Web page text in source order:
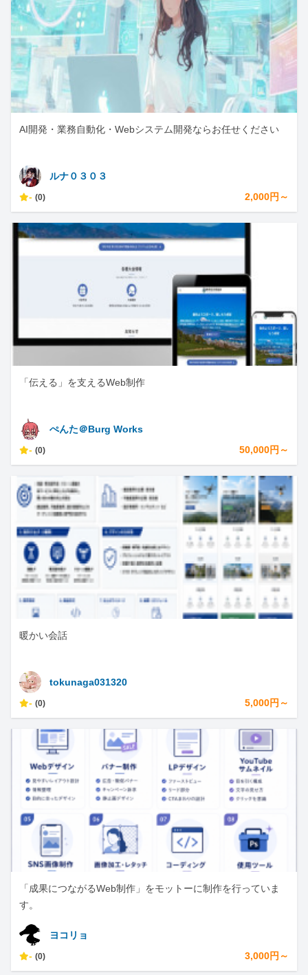
AI開発・業務自動化・Webシステム開発ならお任せください
ルナ０３０３
- (0) 2,000円～
「伝える」を支えるWeb制作
ぺんた＠Burg Works
- (0) 50,000円～
暖かい会話
tokunaga031320
- (0) 5,000円～
「成果につながるWeb制作」をモットーに制作を行っていま
す。
ヨコリョ
- (0) 3,000円～